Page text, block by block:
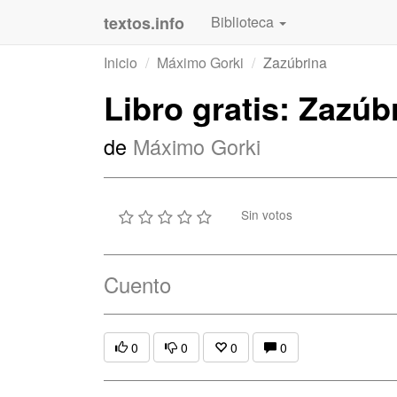
textos.info
Biblioteca
Inicio
Máximo Gorki Zazúbrina
Libro gratis:
de Máximo Gorki
Sin votos
Cuento
0 0 0 0